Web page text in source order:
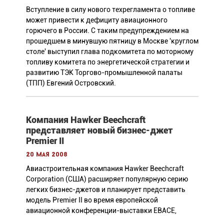
Вступление в силу нового техрегламента о топливе
может привести к дефициту авиационного
горючего в России. С таким предупреждением на
прошедшем в минувшую пятницу в Москве 'круглом
столе' выступил глава подкомитета по моторному
топливу комитета по энергетической стратегии и
развитию ТЭК Торгово-промышленной палаты
(ТПП) Евгений Островский.
Компания Hawker Beechcraft
представляет новый бизнес-джет
Premier II
20 мая 2008
Авиастроительная компания Hawker Beechcraft
Corporation (США) расширяет популярную серию
легких бизнес-джетов и планирует представить
модель Premier II во время европейской
авиационной конференции-выставки EBACЕ,